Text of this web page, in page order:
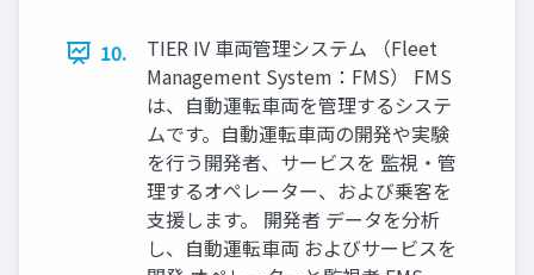
10.
TIER IV 車両管理システム （Fleet
Management System：FMS） FMS
は、自動運転車両を管理するシステ
ムです。自動運転車両の開発や実験
を行う開発者、サービスを 監視・管
理するオペレーター、および乗客を
支援します。 開発者 データを分析
し、自動運転車両 およびサービスを